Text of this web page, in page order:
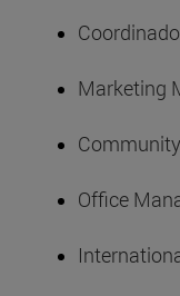
Marketing
Office